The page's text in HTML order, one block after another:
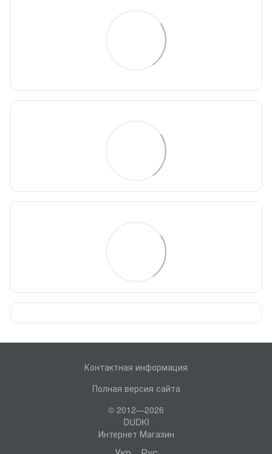
Контактная информация
Полная версия сайта
© 2012—2026
DUDKI
Интернет Магазин